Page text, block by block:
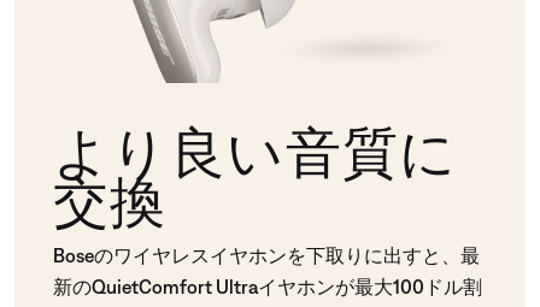
より良い音質に
交換
Boseのワイヤレスイヤホンを下取りに出すと、最
新のQuietComfort Ultraイヤホンが最大100ドル割